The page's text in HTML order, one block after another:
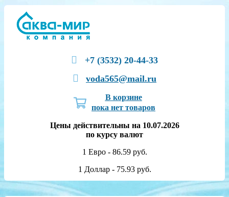
+7 (3532) 20-44-33
voda565@mail.ru
В корзине
пока нет товаров
Цены действительны на 10.07.2026
по курсу валют
1 Евро - 86.59 руб.
1 Доллар - 75.93 руб.